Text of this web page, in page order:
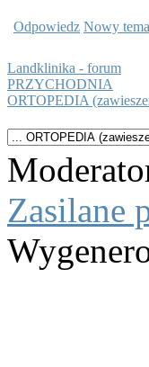
Odpowiedz Nowy
Landklinika - forum
PRZYCHODNIA
ORTOPEDIA
Zasilane